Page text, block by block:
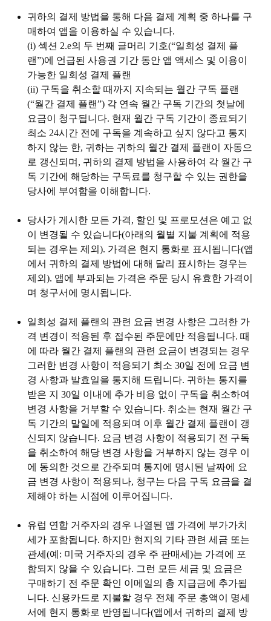
귀하의 결제 방법을 통해 다음 결제 계획 중 하나를 구
매하여 앱을 이용하실 수 있습니다.
(i)섹션 2.e의 두 번째 글머리 기호(“일회성 결제 플
랜”)에 언급된 사용권 기간 동안 앱 액세스 및 이용이
가능한 일회성 결제 플랜
(ii)구독을 취소할 때까지 지속되는 월간 구독 플랜
(“월간 결제 플랜”) 각 연속 월간 구독 기간의 첫날에
요금이 청구됩니다. 현재 월간 구독 기간이 종료되기
최소 24시간 전에 구독을 계속하고 싶지 않다고 통지
하지 않는 한, 귀하는 귀하의 월간 결제 플랜이 자동으
로 갱신되며, 귀하의 결제 방법을 사용하여 각 월간 구
독 기간에 해당하는 구독료를 청구할 수 있는 권한을
당사에 부여함을 이해합니다.
당사가 게시한 모든 가격, 할인 및 프로모션은 예고 없
이 변경될 수 있습니다(아래의 월별 지불 계획에 적용
되는 경우는 제외). 가격은 현지 통화로 표시됩니다(앱
에서 귀하의 결제 방법에 대해 달리 표시하는 경우는
제외). 앱에 부과되는 가격은 주문 당시 유효한 가격이
며 청구서에 명시됩니다.
일회성 결제 플랜의 관련 요금 변경 사항은 그러한 가
격 변경이 적용된 후 접수된 주문에만 적용됩니다. 때
에 따라 월간 결제 플랜의 관련 요금이 변경되는 경우
그러한 변경 사항이 적용되기 최소 30일 전에 요금 변
경 사항과 발효일을 통지해 드립니다. 귀하는 통지를
받은 지 30일 이내에 추가 비용 없이 구독을 취소하여
변경 사항을 거부할 수 있습니다. 취소는 현재 월간 구
독 기간의 말일에 적용되며 이후 월간 결제 플랜이 갱
신되지 않습니다. 요금 변경 사항이 적용되기 전 구독
을 취소하여 해당 변경 사항을 거부하지 않는 경우 이
에 동의한 것으로 간주되며 통지에 명시된 날짜에 요
금 변경 사항이 적용되나, 청구는 다음 구독 요금을 결
제해야 하는 시점에 이루어집니다.
유럽 연합 거주자의 경우 나열된 앱 가격에 부가가치
세가 포함됩니다. 하지만 현지의 기타 관련 세금 또는
관세(예: 미국 거주자의 경우 주 판매세)는 가격에 포
함되지 않을 수 있습니다. 그런 모든 세금 및 요금은
구매하기 전 주문 확인 이메일의 총 지급금에 추가됩
니다. 신용카드로 지불할 경우 전체 주문 총액이 명세
서에 현지 통화로 반영됩니다(앱에서 귀하의 결제 방